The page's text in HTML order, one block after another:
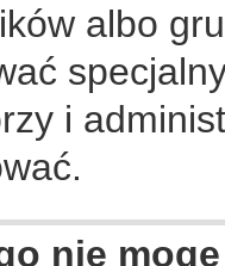
albo
i
nie